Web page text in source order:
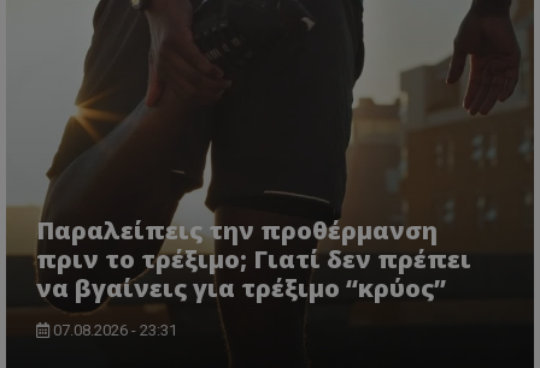
Παραλείπεις την προθέρμανση
πριν το τρέξιμο; Γιατί δεν πρέπει
να βγαίνεις για τρέξιμο “κρύος”
07.08.2026 - 23:31